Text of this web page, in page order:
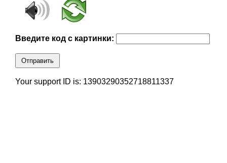
Введите код с картинки:
Отправить
Your support ID is: 13903290352718811337